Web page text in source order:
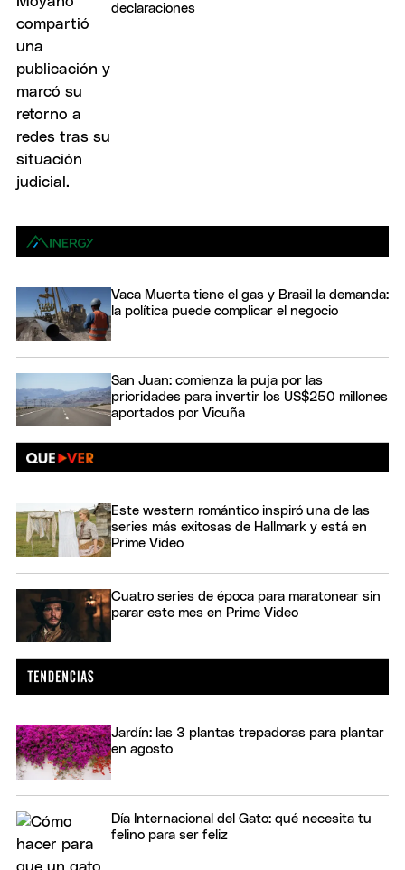
declaraciones
Vaca Muerta tiene el gas y Brasil la demanda:
la política puede complicar el negocio
San Juan: comienza la puja por las
prioridades para invertir los US$250 millones
aportados por Vicuña
Este western romántico inspiró una de las
series más exitosas de Hallmark y está en
Prime Video
Cuatro series de época para maratonear sin
parar este mes en Prime Video
Jardín: las 3 plantas trepadoras para plantar
en agosto
Día Internacional del Gato: qué necesita tu
felino para ser feliz